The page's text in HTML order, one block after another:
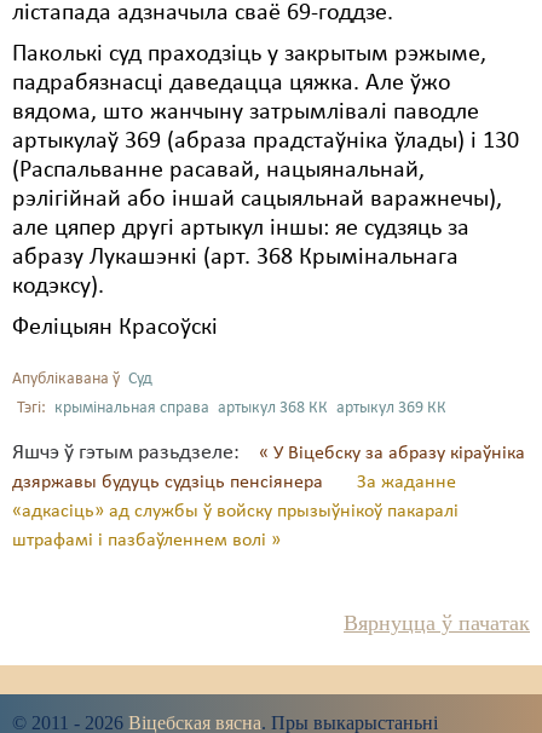
лістапада адзначыла сваё 69-годдзе.
Паколькі суд праходзіць у закрытым рэжыме,
падрабязнасці даведацца цяжка. Але ўжо
вядома, што жанчыну затрымлівалі паводле
артыкулаў 369 (абраза прадстаўніка ўлады) і 130
(Распальванне расавай, нацыянальнай,
рэлігійнай або іншай сацыяльнай варажнечы),
але цяпер другі артыкул іншы: яе судзяць за
абразу Лукашэнкі (арт. 368 Крымінальнага
кодэксу).
Феліцыян Красоўскі
Апублікавана ў Суд
Тэгі: крымінальная справа артыкул 368 КК артыкул 369 КК
Яшчэ ў гэтым разьдзеле:
« У Віцебску за абразу кіраўніка
дзяржавы будуць судзіць пенсіянера
За жаданне
«адкасіць» ад службы ў войску прызыўнікоў пакаралі
штрафамі і пазбаўленнем волі »
Вярнуцца ў пачатак
© 2011 - 2026 Віцебская вясна. Пры выкарыстаньні